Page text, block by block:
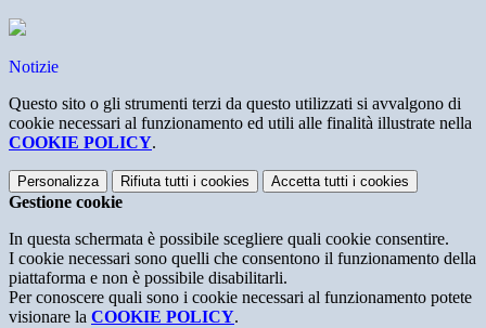
Notizie
Questo sito o gli strumenti terzi da questo utilizzati si avvalgono di
cookie necessari al funzionamento ed utili alle finalità illustrate nella
COOKIE POLICY.
Personalizza Rifiuta tutti i cookies Accetta tutti i cookies
Gestione cookie
In questa schermata è possibile scegliere quali cookie consentire.
I cookie necessari sono quelli che consentono il funzionamento della
piattaforma e non è possibile disabilitarli.
Per conoscere quali sono i cookie necessari al funzionamento potete
visionare la COOKIE POLICY.